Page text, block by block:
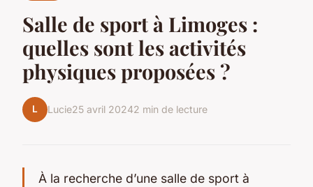
Salle de sport à Limoges :
quelles sont les activités
physiques proposées ?
L Lucie25 avril 20242 min de lecture
À la recherche d’une salle de sport à